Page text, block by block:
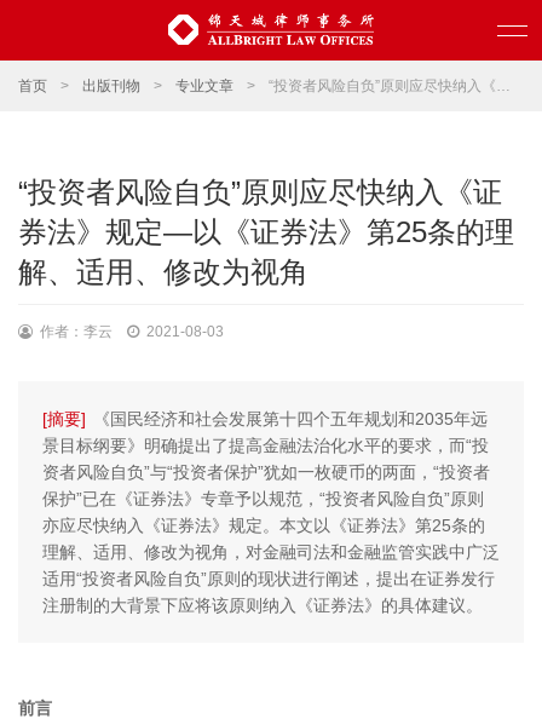
首页 > 出版刊物 > 专业文章 > “投资者风险自负”原则应尽快纳入《证券法》规定—以《证券法》第25条的理解、适用、修改为视角
“投资者风险自负”原则应尽快纳入《证
券法》规定—以《证券法》第25条的理
解、适用、修改为视角
作者：李云 2021-08-03
[摘要]
《国民经济和社会发展第十四个五年规划和2035年远
景目标纲要》明确提出了提高金融法治化水平的要求，而“投
资者风险自负”与“投资者保护”犹如一枚硬币的两面，“投资者
保护”已在《证券法》专章予以规范，“投资者风险自负”原则
亦应尽快纳入《证券法》规定。本文以《证券法》第25条的
理解、适用、修改为视角，对金融司法和金融监管实践中广泛
适用“投资者风险自负”原则的现状进行阐述，提出在证券发行
注册制的大背景下应将该原则纳入《证券法》的具体建议。
前言